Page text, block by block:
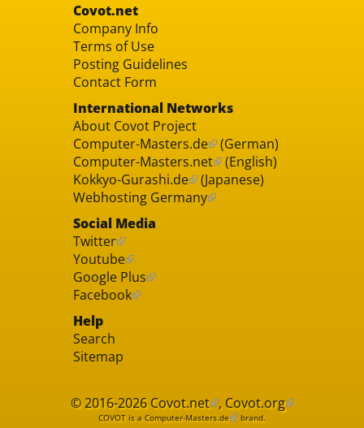
Covot.net
Company Info
Terms of Use
Posting Guidelines
Contact Form
International Networks
About Covot Project
Computer-Masters.de (German)
Computer-Masters.net (English)
Kokkyo-Gurashi.de (Japanese)
Webhosting Germany
Social Media
Twitter
Youtube
Google Plus
Facebook
Help
Search
Sitemap
© 2016-2026Covot.net , Covot.org
COVOT is a Computer-Masters.de brand.